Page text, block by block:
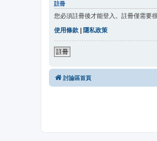
註冊
您必須註冊後才能登入。註冊僅需要
使用條款 | 隱私政策
註冊
討論區首頁